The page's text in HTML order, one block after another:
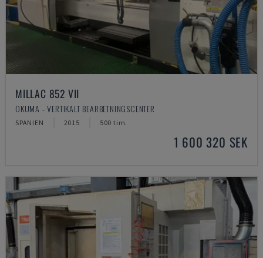
MILLAC 852 VII
OKUMA - VERTIKALT BEARBETNINGSCENTER
SPANIEN 2015 500 tim.
1 600 320 SEK